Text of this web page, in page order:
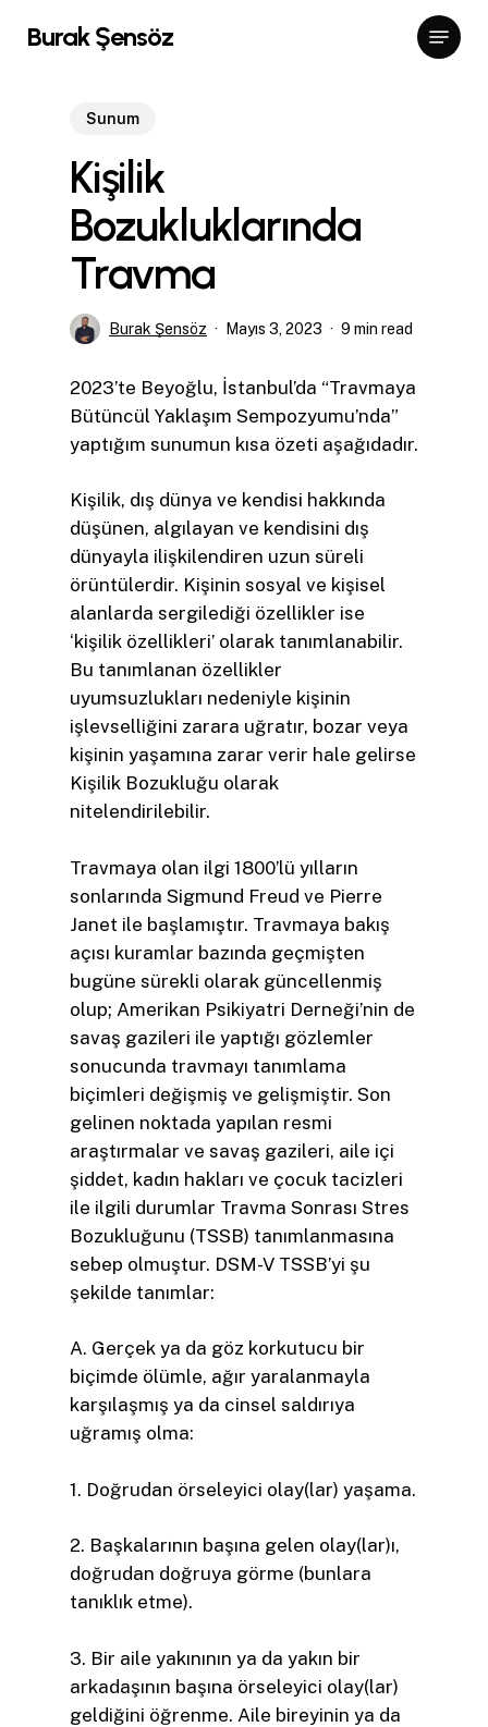
Burak Şensöz Menu
Sunum
Kişilik
Bozukluklarında
Travma
Burak Şensöz Mayıs 3, 2023 9 min read
2023’te Beyoğlu, İstanbul’da “Travmaya
Bütüncül Yaklaşım Sempozyumu’nda”
yaptığım sunumun kısa özeti aşağıdadır.
Kişilik, dış dünya ve kendisi hakkında
düşünen, algılayan ve kendisini dış
dünyayla ilişkilendiren uzun süreli
örüntülerdir. Kişinin sosyal ve kişisel
alanlarda sergilediği özellikler ise
‘kişilik özellikleri’ olarak tanımlanabilir.
Bu tanımlanan özellikler
uyumsuzlukları nedeniyle kişinin
işlevselliğini zarara uğratır, bozar veya
kişinin yaşamına zarar verir hale gelirse
Kişilik Bozukluğu olarak
nitelendirilebilir.
Travmaya olan ilgi 1800’lü yılların
sonlarında Sigmund Freud ve Pierre
Janet ile başlamıştır. Travmaya bakış
açısı kuramlar bazında geçmişten
bugüne sürekli olarak güncellenmiş
olup; Amerikan Psikiyatri Derneği’nin de
savaş gazileri ile yaptığı gözlemler
sonucunda travmayı tanımlama
biçimleri değişmiş ve gelişmiştir. Son
gelinen noktada yapılan resmi
araştırmalar ve savaş gazileri, aile içi
şiddet, kadın hakları ve çocuk tacizleri
ile ilgili durumlar Travma Sonrası Stres
Bozukluğunu (TSSB) tanımlanmasına
sebep olmuştur. DSM-V TSSB’yi şu
şekilde tanımlar:
A. Gerçek ya da göz korkutucu bir
biçimde ölümle, ağır yaralanmayla
karşılaşmış ya da cinsel saldırıya
uğramış olma:
1. Doğrudan örseleyici olay(lar) yaşama.
2. Başkalarının başına gelen olay(lar)ı,
doğrudan doğruya görme (bunlara
tanıklık etme).
3. Bir aile yakınının ya da yakın bir
arkadaşının başına örseleyici olay(lar)
geldiğini öğrenme. Aile bireyinin ya da